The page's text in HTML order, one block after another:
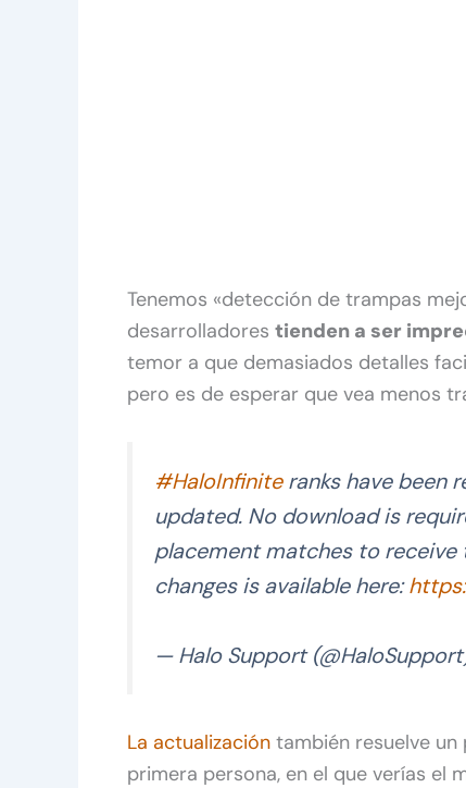
Tenemos «detección de trampas
desarrolladores tienden a ser
temor a que demasiados detalles
pero es de esperar que vea menos
#HaloInfiniteranks have been
updated. No download is
placement matches to
changes is available here:
— Halo Support
La actualización también resuelve
primera persona, en el que verías el